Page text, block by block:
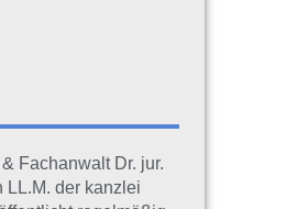
Fachanwalt Dr. jur.
LL.M. der kanzlei